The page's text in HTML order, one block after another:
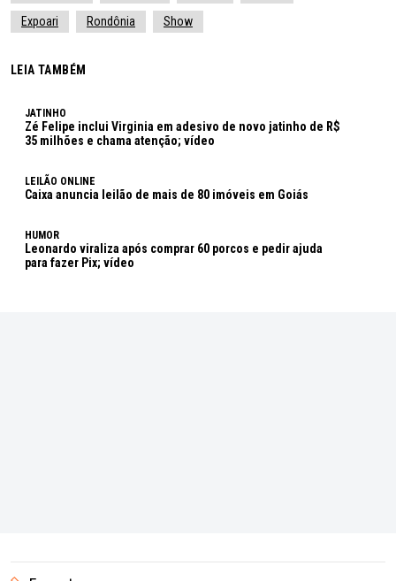
Expoari Rondônia Show
LEIA TAMBÉM
JATINHO
Zé Felipe inclui Virginia em adesivo de novo jatinho de R$
35 milhões e chama atenção; vídeo
LEILÃO ONLINE
Caixa anuncia leilão de mais de 80 imóveis em Goiás
HUMOR
Leonardo viraliza após comprar 60 porcos e pedir ajuda
para fazer Pix; vídeo